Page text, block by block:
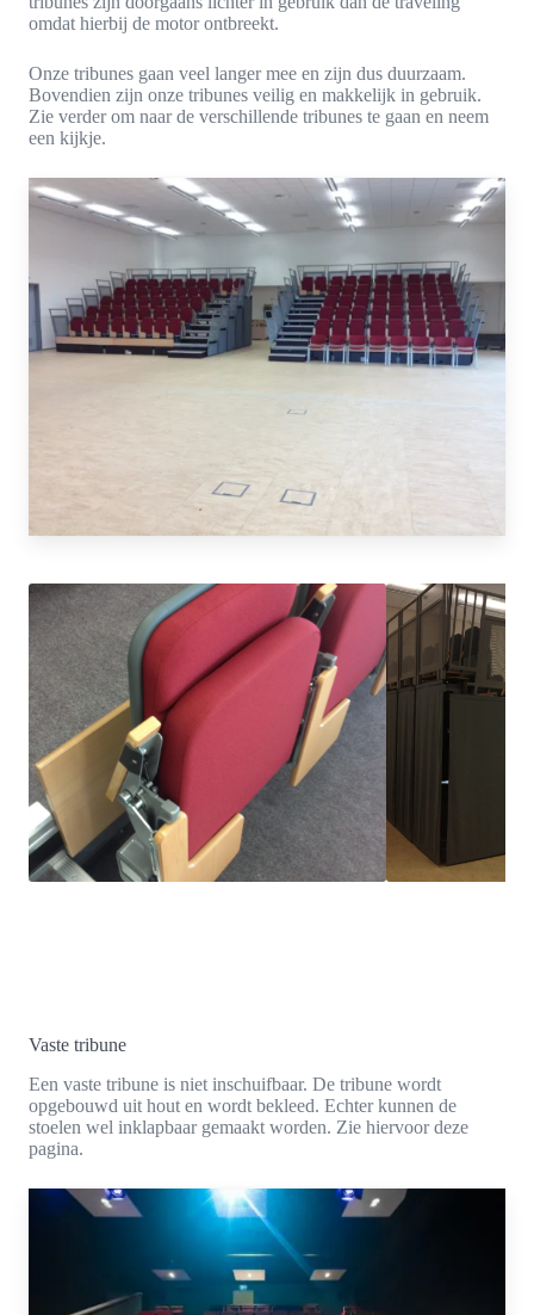
omdat hierbij de motor ontbreekt.
Onze tribunes gaan veel langer mee en zijn dus duurzaam.
Bovendien zijn onze tribunes veilig en makkelijk in gebruik.
Zie verder om naar de verschillende tribunes te gaan en neem
een kijkje.
Vaste tribune
Een vaste tribune is niet inschuifbaar. De tribune wordt
opgebouwd uit hout en wordt bekleed. Echter kunnen de
stoelen wel inklapbaar gemaakt worden. Zie hiervoor deze
pagina.